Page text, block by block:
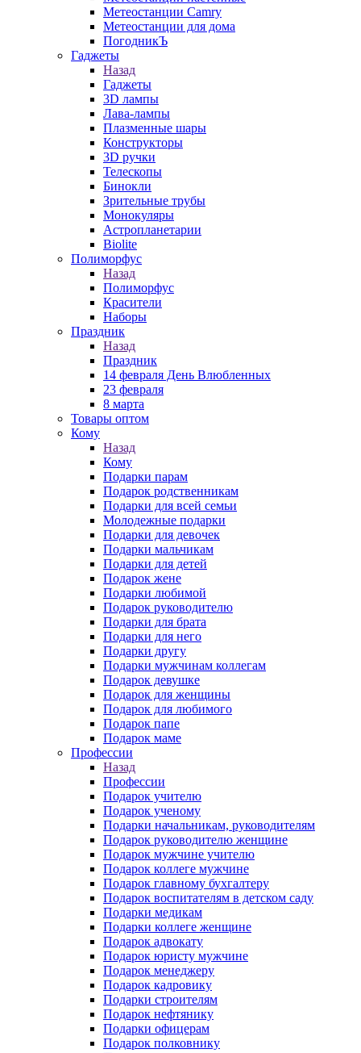
Метеостанции Camry
Метеостанции для дома
ПогодникЪ
Гаджеты
Назад
Гаджеты
3D лампы
Лава-лампы
Плазменные шары
Конструкторы
3D ручки
Телескопы
Бинокли
Зрительные трубы
Монокуляры
Астропланетарии
Biolite
Полиморфус
Назад
Полиморфус
Красители
Наборы
Праздник
Назад
Праздник
14 февраля День Влюбленных
23 февраля
8 марта
Товары оптом
Кому
Назад
Кому
Подарки парам
Подарок родственникам
Подарки для всей семьи
Молодежные подарки
Подарки для девочек
Подарки мальчикам
Подарки для детей
Подарок жене
Подарки любимой
Подарок руководителю
Подарки для брата
Подарки для него
Подарки другу
Подарки мужчинам коллегам
Подарок девушке
Подарок для женщины
Подарок для любимого
Подарок папе
Подарок маме
Профессии
Назад
Профессии
Подарок учителю
Подарок ученому
Подарки начальникам, руководителям
Подарок руководителю женщине
Подарок мужчине учителю
Подарок коллеге мужчине
Подарок главному бухгалтеру
Подарок воспитателям в детском саду
Подарки медикам
Подарки коллеге женщине
Подарок адвокату
Подарок юристу мужчине
Подарок менеджеру
Подарок кадровику
Подарки строителям
Подарок нефтянику
Подарки офицерам
Подарок полковнику